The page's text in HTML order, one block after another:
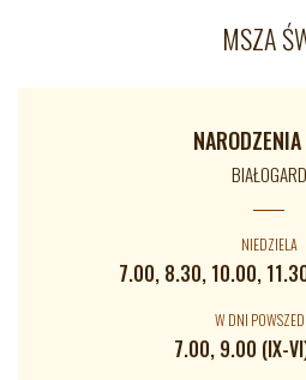
MSZA
BIAŁOGARD
NIEDZIELA
7.00, 8.30, 10.00,
W DNI
7.00, 9.00 (IX-